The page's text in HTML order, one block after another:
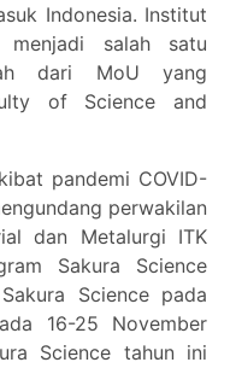
Indonesia. Institut
menjadi salah satu
dari MoU yang
of Science and
pandemi COVID-
perwakilan
dan Metalurgi ITK
Sakura Science
Science pada
16-25 November
Science tahun ini